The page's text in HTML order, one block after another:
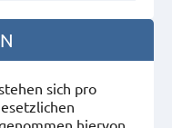
sich pro